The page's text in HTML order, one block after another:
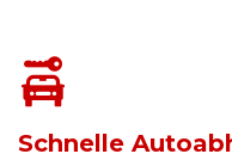
Schnelle